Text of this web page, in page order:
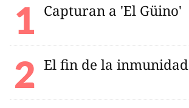
Capturan a 'El Güino'
El fin de la inmunidad